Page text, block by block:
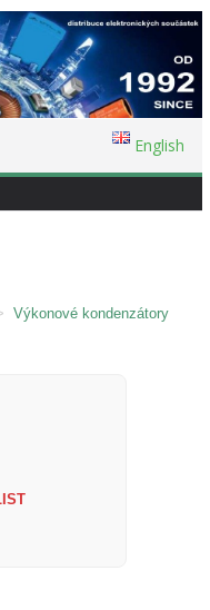
English
Výkonové kondenzátory